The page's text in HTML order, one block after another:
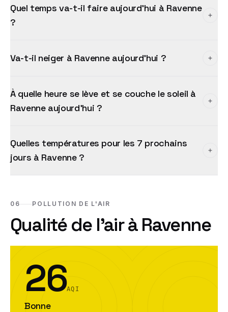
Quel temps va-t-il faire aujourd'hui à Ravenne
?
Va-t-il neiger à Ravenne aujourd'hui ?
À quelle heure se lève et se couche le soleil à
Ravenne aujourd'hui ?
Quelles températures pour les 7 prochains
jours à Ravenne ?
06 POLLUTION DE L'AIR
Qualité de l'air àRavenne
26AQI
Bonne